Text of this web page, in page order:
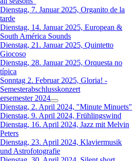
Dienstag, 7. Januar 2025, Organito de la
tarde
Dienstag, 14. Januar 2025, European &
South América Sounds
Dienstag, 21. Januar 2025, Quintetto
Giocoso
Dienstag, 28. Januar 2025, Orquesta no
típica
Sonntag 2. Februar 2025, Gloria! -
Semesterabschlusskonzert
2024
Dienstag, 2. April 2024, "Minute Minuets"
Dienstag, 9. April 2024, Frühlingswind
Dienstag, 16. April 2024, Jazz mit Melvin
Peters
Dienstag, 23. April 2024, Klaviermusik
und Astrofotografie